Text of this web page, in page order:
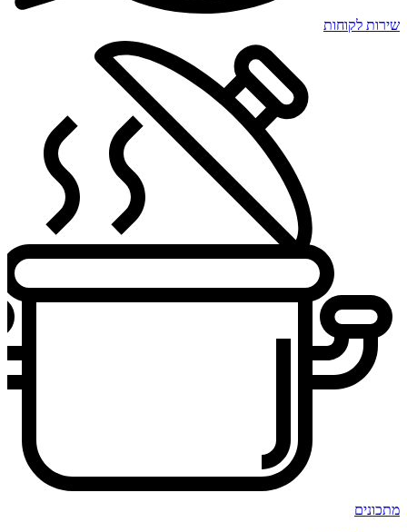
שירות לקוחות
מתכונים